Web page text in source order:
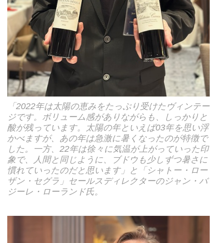
「2022年は太陽の恵みをたっぷり受けたヴィンテー
ジです。ボリューム感がありながらも、しっかりと
酸が残っています。太陽の年といえば03年を思い浮
かべますが、あの年は急激に暑くなったのが特徴で
した。一方、22年は徐々に気温が上がっていった印
象で、人間と同じように、ブドウも少しずつ暑さに
慣れていったのだと思います」と「シャトー・ロー
ザン・セグラ」セールスディレクターのジャン・バ
ジーレ・ローランド氏。